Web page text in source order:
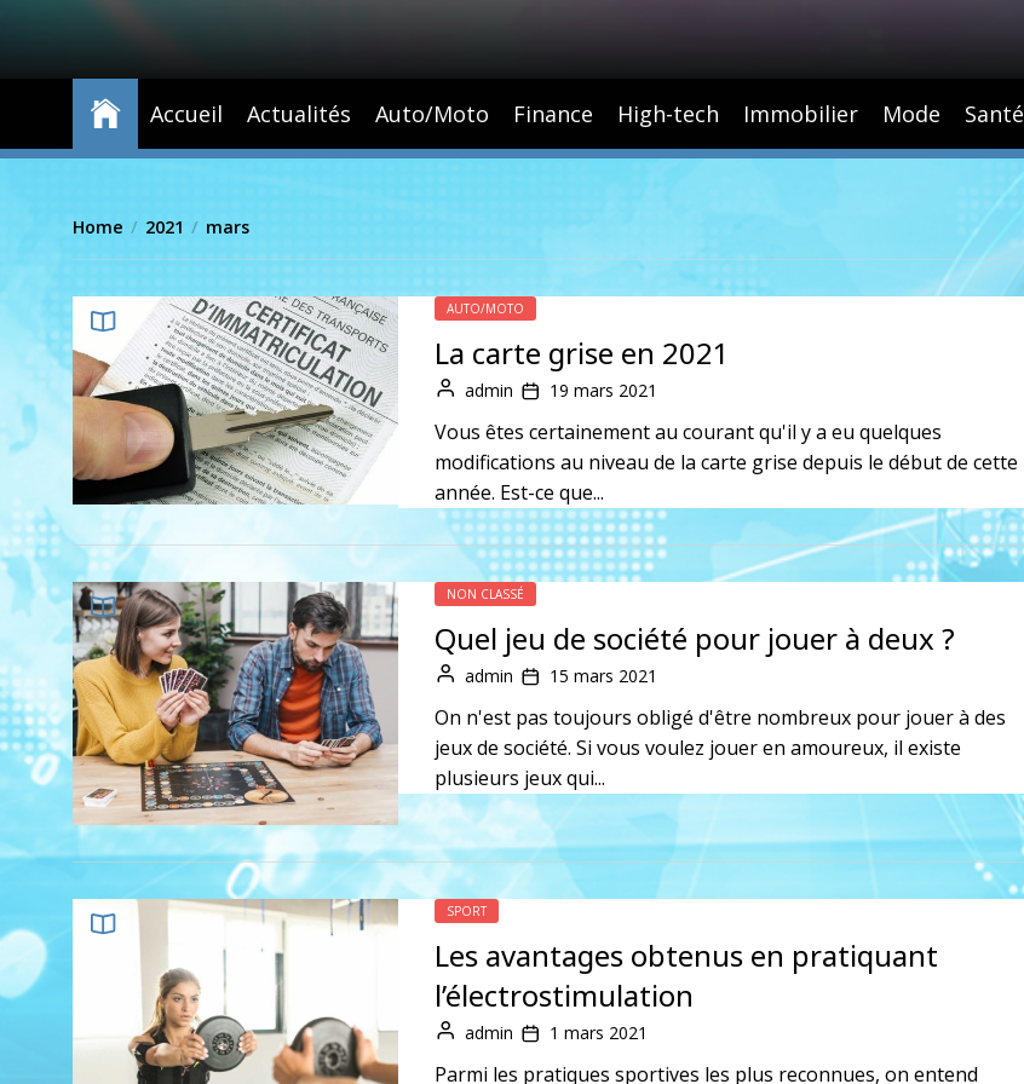
Accueil Actualités Auto/Moto Finance High-tech Immobilier Mode Santé
Home 2021 mars
AUTO/MOTO
La carte grise en 2021
admin 19 mars 2021
Vous êtes certainement au courant qu'il y a eu quelques
modifications au niveau de la carte grise depuis le début de cette
année. Est-ce que...
NON CLASSÉ
Quel jeu de société pour jouer à deux ?
admin 15 mars 2021
On n'est pas toujours obligé d'être nombreux pour jouer à des
jeux de société. Si vous voulez jouer en amoureux, il existe
plusieurs jeux qui...
SPORT
Les avantages obtenus en pratiquant
l’électrostimulation
admin 1 mars 2021
Parmi les pratiques sportives les plus reconnues, on entend